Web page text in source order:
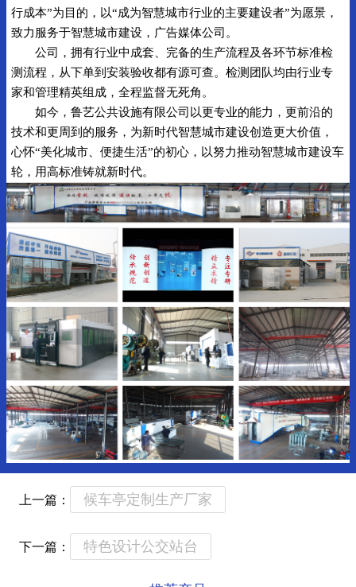
行成本”为目的，以“成为智慧城市行业的主要建设者”为愿景，
致力服务于智慧城市建设，广告媒体公司。
公司，拥有行业中成套、完备的生产流程及各环节标准检
测流程，从下单到安装验收都有源可查。检测团队均由行业专
家和管理精英组成，全程监督无死角。
如今，鲁艺公共设施有限公司以更专业的能力，更前沿的
技术和更周到的服务，为新时代智慧城市建设创造更大价值，
心怀“美化城市、便捷生活”的初心，以努力推动智慧城市建设车
轮，用高标准铸就新时代。
上一篇： 候车亭定制生产厂家
下一篇： 特色设计公交站台